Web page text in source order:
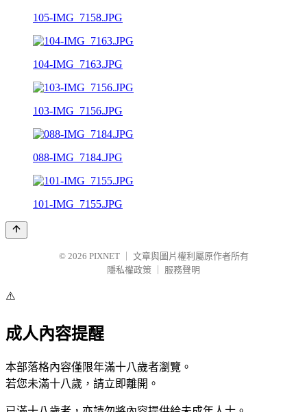
105-IMG_7158.JPG
104-IMG_7163.JPG
103-IMG_7156.JPG
088-IMG_7184.JPG
101-IMG_7155.JPG
© 2026 PIXNET
文章與圖片權利屬原作者所有
隱私權政策
服務聲明
⚠️
成人內容提醒
本部落格內容僅限年滿十八歲者瀏覽。
若您未滿十八歲，請立即離開。